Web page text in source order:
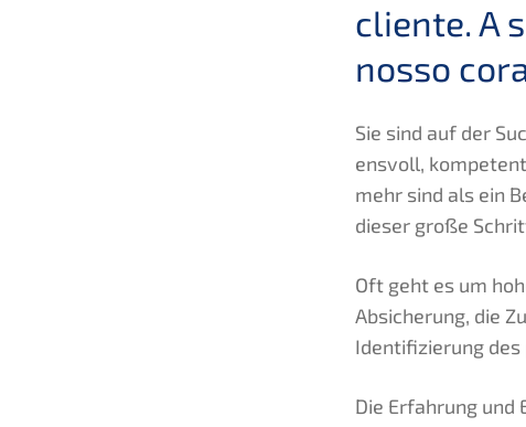
cliente. A
nosso
Sie sind auf der
ens­voll,
mehr sind als ein
dieser große
Oft geht es um
Absiche­rung, die
Identi­fi­zie­rung des
Die Erfah­rung und